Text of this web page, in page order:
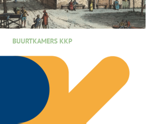
BUURTKAMERS KKP